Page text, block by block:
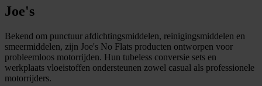
Joe's
Bekend om punctuur afdichtingsmiddelen, reinigingsmiddelen en
smeermiddelen, zijn Joe's No Flats producten ontworpen voor
probleemloos motorrijden. Hun tubeless conversie sets en
werkplaats vloeistoffen ondersteunen zowel casual als professionele
motorrijders.